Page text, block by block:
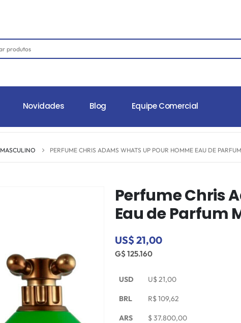
Novidades Blog Equipe Comercial
MASCULINO PERFUME CHRIS ADAMS WHATS UP POUR HOMME EAU DE
Perfume Chris
Eau de Parfum
US$ 21,00
G$ 125.160
USD U$21,00
BRL R$109,62
ARS $37.800,00